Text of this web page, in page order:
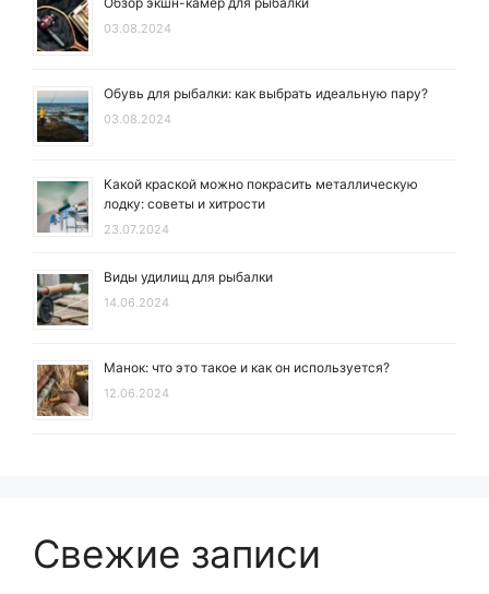
03.08.2024
Обувь для рыбалки: как выбрать идеальную пару?
03.08.2024
Какой краской можно покрасить металлическую
лодку: советы и хитрости
23.07.2024
Виды удилищ для рыбалки
14.06.2024
Манок: что это такое и как он используется?
12.06.2024
Свежие записи